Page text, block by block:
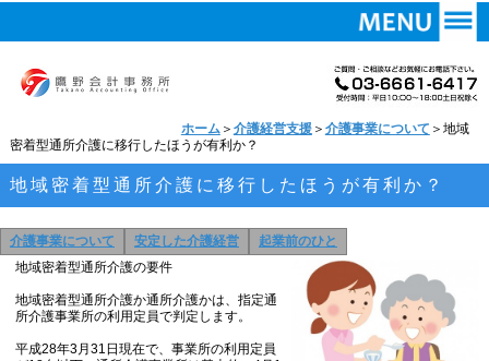
ホーム＞ 介護経営支援＞ 介護事業について ＞地域
密着型通所介護に移行したほうが有利か？
地域密着型通所介護に移行したほうが有利か？
介護事業について 安定した介護経営
起業前のひと
地域密着型通所介護の要件
地域密着型通所介護か通所介護かは、指定通
所介護事業所の利用定員で判定します。
平成28年3月31日現在で、事業所の利用定員